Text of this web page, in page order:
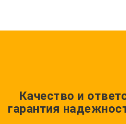
Качество и
гарантия